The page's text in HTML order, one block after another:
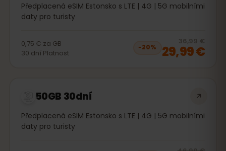
Předplacená eSIM Estonsko s LTE | 4G | 5G mobilními
daty pro turisty
0,75 € za GB
30 dní Platnost
−20%
36,99 €
29,99 €
50GB 30dní
Předplacená eSIM Estonsko s LTE | 4G | 5G mobilními
daty pro turisty